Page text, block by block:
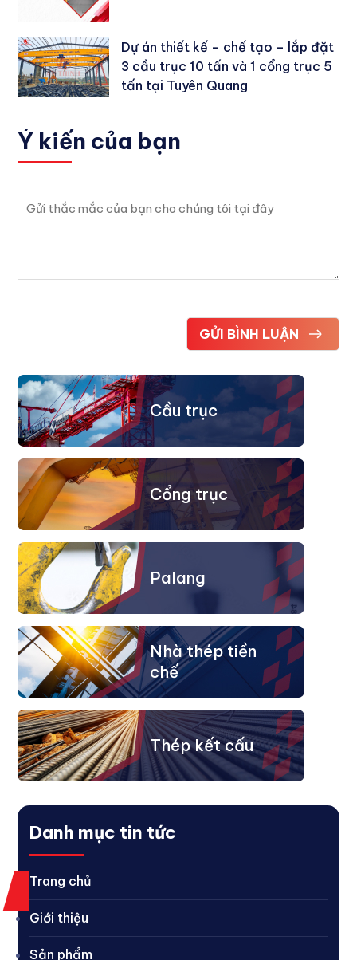
Dự án thiết kế – chế tạo – lắp đặt
3 cầu trục 10 tấn và 1 cổng trục 5
tấn tại Tuyên Quang
Ý kiến của bạn
Cầu trục
Cổng trục
Palang
Nhà thép tiền
chế
Thép kết cấu
Danh mục tin tức
Trang chủ
Giới thiệu
Sản phẩm